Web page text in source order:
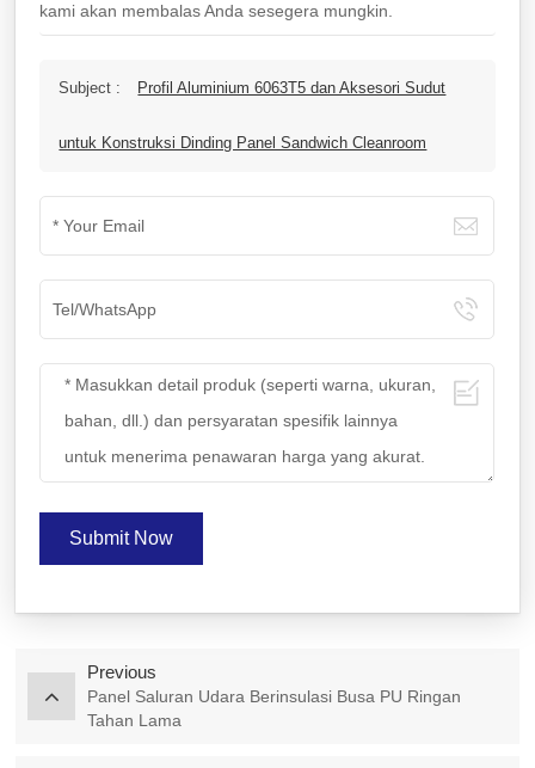
kami akan membalas Anda sesegera mungkin.
Subject : Profil Aluminium 6063T5 dan Aksesori Sudut
untuk Konstruksi Dinding Panel Sandwich Cleanroom
Submit Now
Previous
Panel Saluran Udara Berinsulasi Busa PU Ringan
Tahan Lama